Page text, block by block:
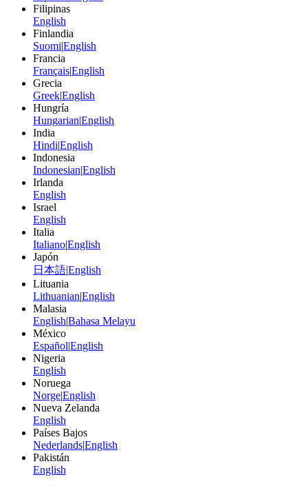
Filipinas
English
Finlandia
Suomi|English
Francia
Français|English
Grecia
Greek|English
Hungría
Hungarian|English
India
Hindi|English
Indonesia
Indonesian|English
Irlanda
English
Israel
English
Italia
Italiano|English
Japón
日本語|English
Lituania
Lithuanian|English
Malasia
English|Bahasa Melayu
México
Español|English
Nigeria
English
Noruega
Norge|English
Nueva Zelanda
English
Países Bajos
Nederlands|English
Pakistán
English